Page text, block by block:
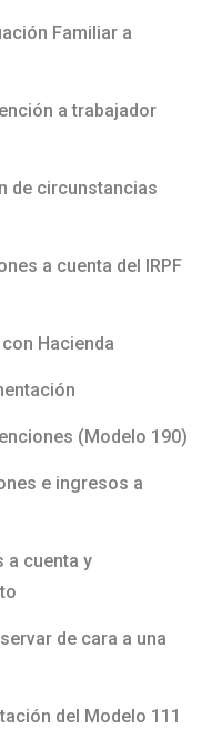
Familiar a
a trabajador
de circunstancias
a cuenta del IRPF
Hacienda
(Modelo 190)
e ingresos a
a cuenta y
de cara a una
del Modelo 111